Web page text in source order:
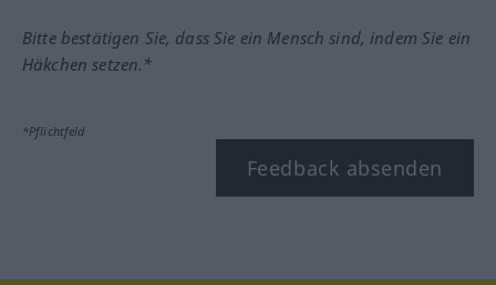
Bitte bestätigen Sie, dass Sie ein Mensch sind, indem Sie ein
Häkchen setzen.*
*Pflichtfeld
Feedback absenden